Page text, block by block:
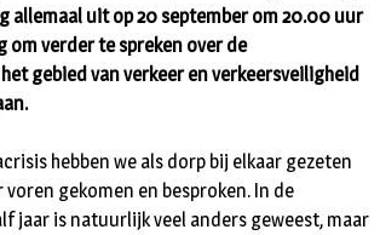
allemaal uit op 20 september om 20.00 uur
om verder te spreken over de
gebied van verkeer en verkeersveiligheid
hebben we als dorp bij elkaar gezeten
voren gekomen en besproken. In de
jaar is natuurlijk veel anders geweest, maar